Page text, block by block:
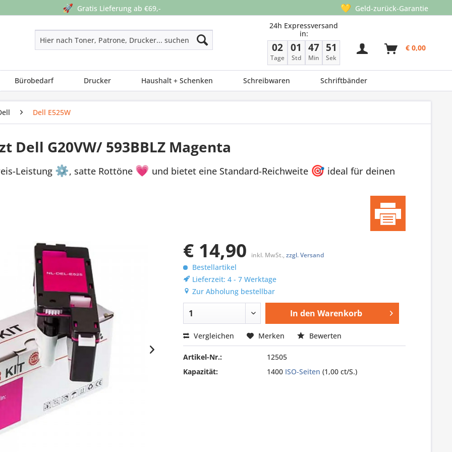
🚀 Gratis Lieferung ab €69,- 💛 Geld-zurück-Garantie
24h Expressversand
in:
02
Tage
01
Std
47
Min
50
Sek
€ 0,00
Bürobedarf Drucker Haushalt + Schenken Schreibwaren Schriftbänder
Dell E525W
Dell G20VW/ 593BBLZ Magenta
Leistung ⚙, satte Rottöne 💗 und bietet eine Standard-Reichweite 🎯 ideal für deinen
€ 14,90 inkl. MwSt.,zzgl. Versand
Bestellartikel
Lieferzeit: 4 - 7 Werktage
Zur Abholung bestellbar
In den Warenkorb
Vergleichen Merken Bewerten
Artikel-Nr.:
12505
Kapazität:
1400 ISO-Seiten (1,00 ct/S.)